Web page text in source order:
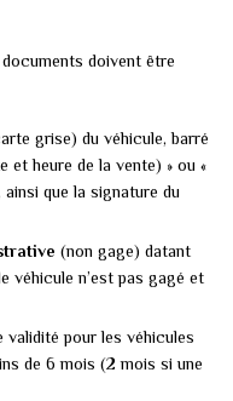
doivent être
grise) du véhicule, barré
et heure de la vente) » ou «
que la signature du
(non gage) datant
véhicule n’est pas gagé et
validité pour les véhicules
de 6 mois (2 mois si une